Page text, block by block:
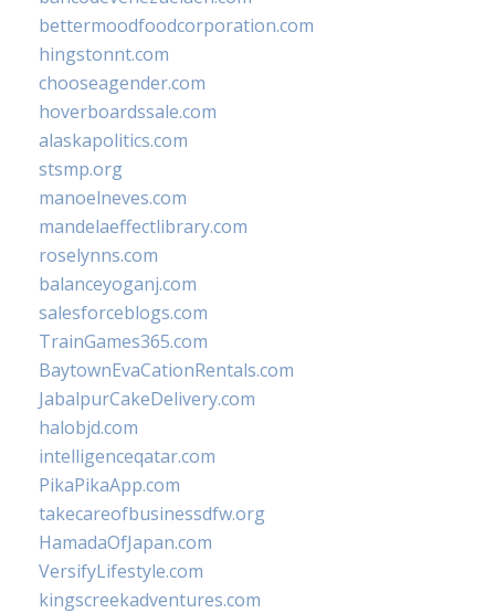
bettermoodfoodcorporation.com
hingstonnt.com
chooseagender.com
hoverboardssale.com
alaskapolitics.com
stsmp.org
manoelneves.com
mandelaeffectlibrary.com
roselynns.com
balanceyoganj.com
salesforceblogs.com
TrainGames365.com
BaytownEvaCationRentals.com
JabalpurCakeDelivery.com
halobjd.com
intelligenceqatar.com
PikaPikaApp.com
takecareofbusinessdfw.org
HamadaOfJapan.com
VersifyLifestyle.com
kingscreekadventures.com